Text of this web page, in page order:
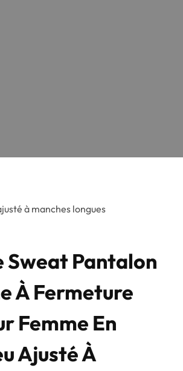
à manches longues
Sweat Pantalon
À Fermeture
Femme En
Ajusté À